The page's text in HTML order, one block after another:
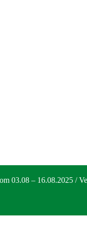
03.08 – 16.08.2025 /